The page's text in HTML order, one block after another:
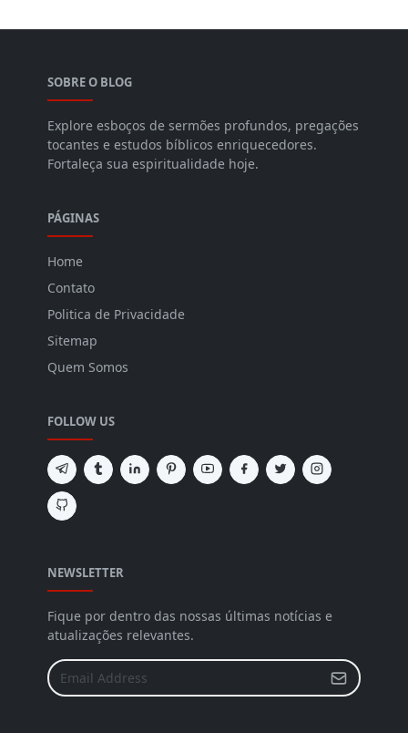
SOBRE O BLOG
Explore esboços de sermões profundos, pregações
tocantes e estudos bíblicos enriquecedores.
Fortaleça sua espiritualidade hoje.
PÁGINAS
Home
Contato
Politica de Privacidade
Sitemap
Quem Somos
FOLLOW US
NEWSLETTER
Fique por dentro das nossas últimas notícias e
atualizações relevantes.